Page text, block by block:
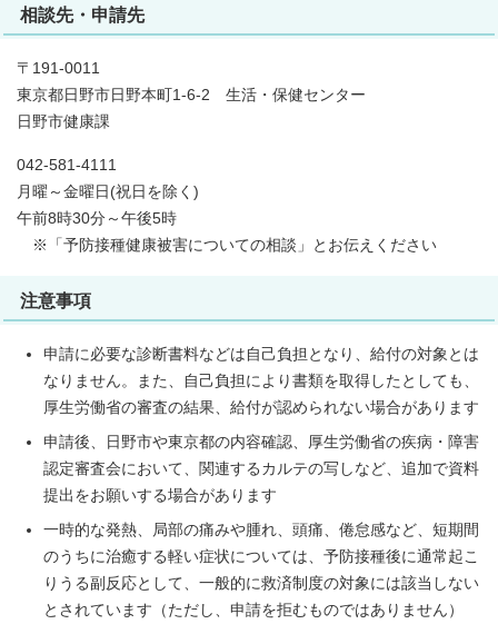
相談先・申請先
〒191-0011
東京都日野市日野本町1-6-2 生活・保健センター
日野市健康課
042-581-4111
月曜～金曜日(祝日を除く)
午前8時30分～午後5時
※「予防接種健康被害についての相談」とお伝えください
注意事項
申請に必要な診断書料などは自己負担となり、給付の対象とは
なりません。また、自己負担により書類を取得したとしても、
厚生労働省の審査の結果、給付が認められない場合があります
申請後、日野市や東京都の内容確認、厚生労働省の疾病・障害
認定審査会において、関連するカルテの写しなど、追加で資料
提出をお願いする場合があります
一時的な発熱、局部の痛みや腫れ、頭痛、倦怠感など、短期間
のうちに治癒する軽い症状については、予防接種後に通常起こ
りうる副反応として、一般的に救済制度の対象には該当しない
とされています（ただし、申請を拒むものではありません）